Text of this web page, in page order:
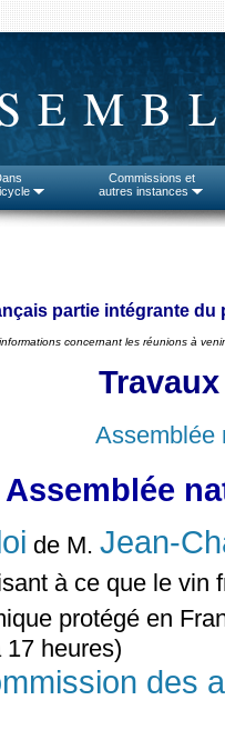
Commissions et
autres instances
partie intégrante
concernant les réunions à
Assemblée
Assemblée
de M. Jean-
à ce que le vin
protégé en
17 heures)
des